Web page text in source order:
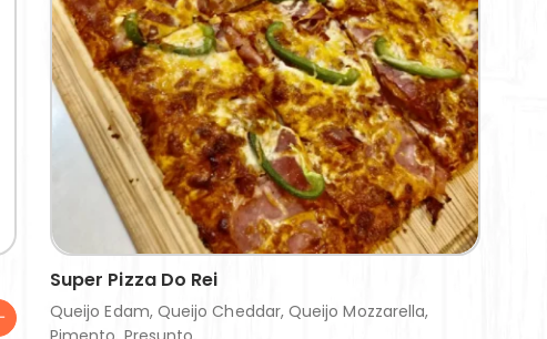
Super Pizza Do Rei
Queijo Edam, Queijo Cheddar, Queijo Mozzarella,